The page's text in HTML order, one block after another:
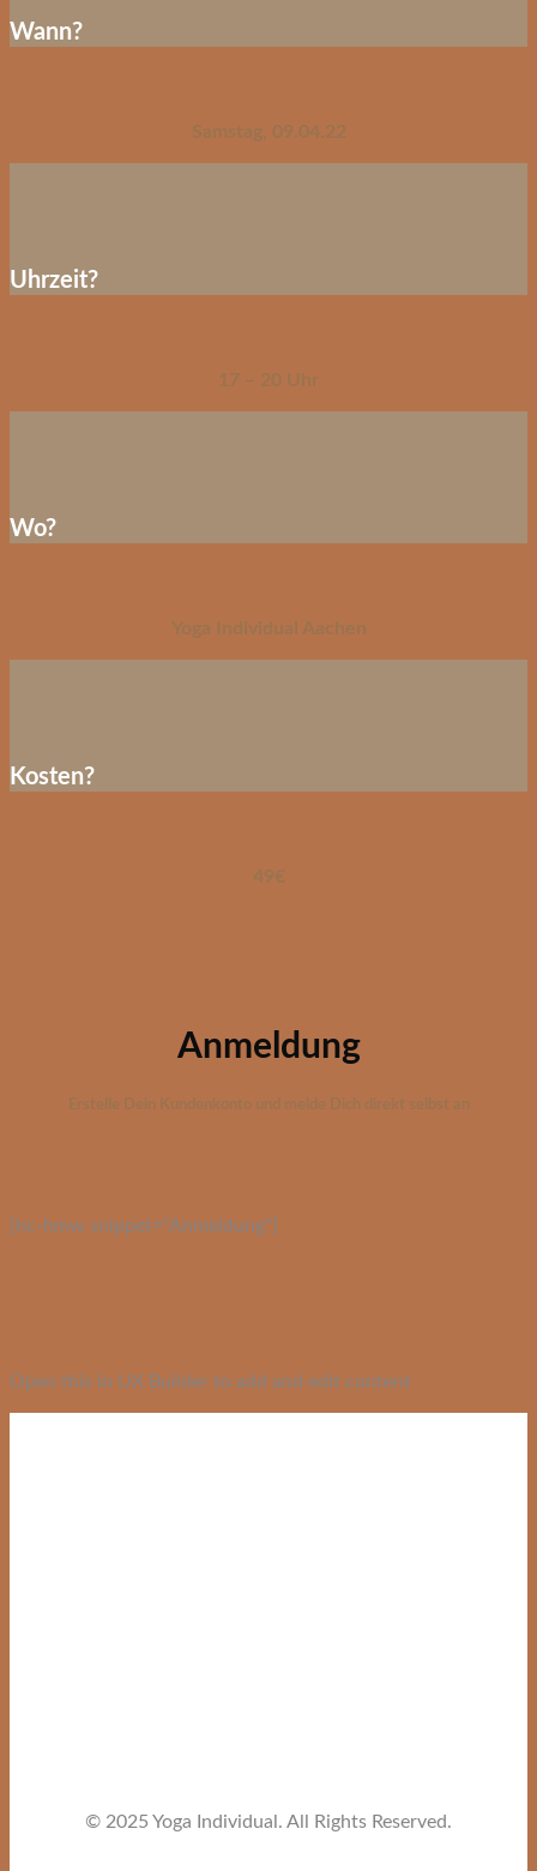
Wann?
Samstag, 09.04.22
Uhrzeit?
17 – 20 Uhr
Wo?
Yoga Individual Aachen
Kosten?
49€
Anmeldung
Erstelle Dein Kundenkonto und melde Dich direkt selbst an
[hc-hmw snippet=“Anmeldung“]
Open this in UX Builder to add and edit content
© 2025 Yoga Individual. All Rights Reserved.